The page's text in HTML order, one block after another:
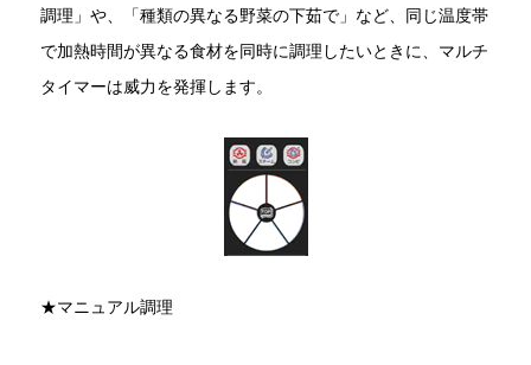
調理」や、「種類の異なる野菜の下茹で」など、同じ温度帯
で加熱時間が異なる食材を同時に調理したいときに、マルチ
タイマーは威力を発揮します。
★マニュアル調理